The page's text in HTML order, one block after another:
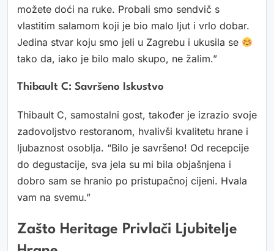
možete doći na ruke. Probali smo sendvič s
vlastitim salamom koji je bio malo ljut i vrlo dobar.
Jedina stvar koju smo jeli u Zagrebu i ukusila se
tako da, iako je bilo malo skupo, ne žalim.”
Thibault C: Savršeno Iskustvo
Thibault C, samostalni gost, također je izrazio svoje
zadovoljstvo restoranom, hvalivši kvalitetu hrane i
ljubaznost osoblja. “Bilo je savršeno! Od recepcije
do degustacije, sva jela su mi bila objašnjena i
dobro sam se hranio po pristupačnoj cijeni. Hvala
vam na svemu.”
Zašto Heritage Privlači Ljubitelje